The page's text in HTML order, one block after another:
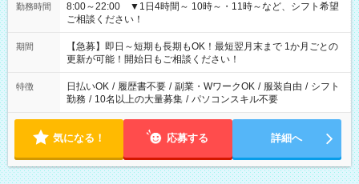
勤務時間
8:00～22:00 ▼1日4時間～ 10時～・11時～など、シフト希望
ご相談ください！
期間
【急募】即日～短期も長期もOK！最短翌月末まで 1か月ごとの
更新が可能！開始日もご相談ください！
特徴 日払いOK / 履歴書不要 / 副業・WワークOK / 服装自由 / シフト
勤務 / 10名以上の大量募集 / パソコンスキル不要
気になる！ 応募する 詳細へ